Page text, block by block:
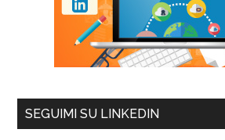
SEGUIMI SU LINKEDIN